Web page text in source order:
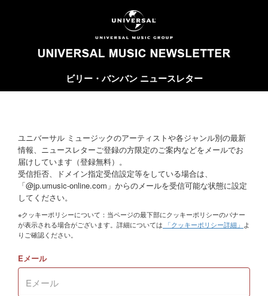
ビリー・バンバン ニュースレター
ユニバーサル ミュージックのアーティストや各ジャンル別の最新
情報、ニュースレターご登録の方限定のご案内などをメールでお
届けしています（登録無料）。
受信拒否、ドメイン指定受信設定等をしている場合は、
「@jp.umusic-online.com」からのメールを受信可能な状態に設定
してください。
※クッキーポリシーについて：当ページの最下部にクッキーポリシーのバナー
が表示される場合がございます。詳細については 「クッキーポリシー詳細」 よ
りご確認ください。
Eメール